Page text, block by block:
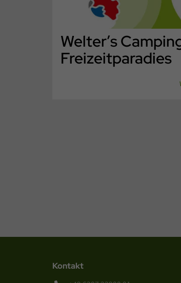
Welter’s
Freizeitparadies
Kontakt